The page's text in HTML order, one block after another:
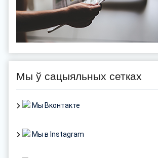
Мы ў сацыяльных сетках
Мы Вконтакте
Мы в Instagram